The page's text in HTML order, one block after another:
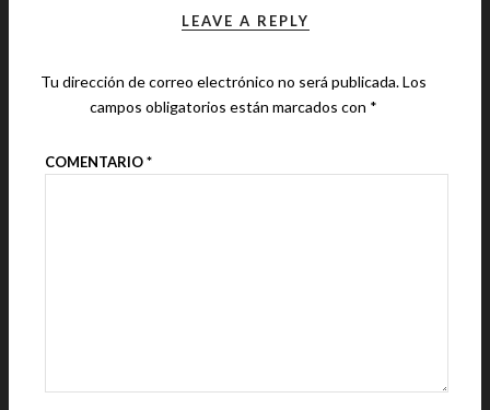
LEAVE A REPLY
Tu dirección de correo electrónico no será publicada.Los
campos obligatorios están marcados con *
COMENTARIO*